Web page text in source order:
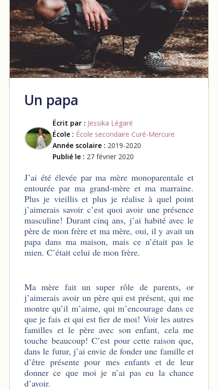
Un papa
Écrit par : Jessika Légaré
École : École secondaire Curé-Mercure
Année scolaire : 2019-2020
Publié le : 27 février 2020
J’ai été élevée par ma mère monoparentale et
entourée par ma grand-mère et ma marraine.
Plus je vieillis et plus je réalise à quel point
j’aimerais savoir c’est quoi avoir une présence
masculine! Durant cinq ans, j’ai habité avec le
père de mon frère et ma mère, oui, il y avait un
papa dans ma maison, mais ce n’était pas le
mien. C’était celui de mon frère.
Ma mère fait un super rôle de parents, or
j’aimerais avoir un père qui est présent, qui me
montre qu’il m’aime, qui m’encourage dans ce
que je fais et qui est fier de moi! Voir les autres
familles et le père avec son enfant, cela me
touche beaucoup! C’est pour cette raison que,
dans le futur, j’ai envie de fonder une famille et
d’être présente pour mes enfants et de leur
donner ce que moi je n’ai pas eu la chance
d’avoir.